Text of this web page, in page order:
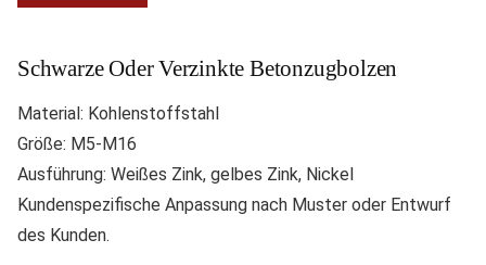
Schwarze Oder Verzinkte Betonzugbolzen
Material: Kohlenstoffstahl
Größe: M5-M16
Ausführung: Weißes Zink, gelbes Zink, Nickel
Kundenspezifische Anpassung nach Muster oder Entwurf
des Kunden.